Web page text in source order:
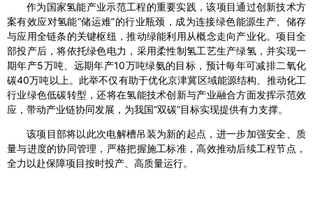
作为国家氢能产业示范工程的重要实践，该项目通过创新技术方
案有效应对氢能“储运难”的行业瓶颈，成为连接绿色能源生产、储存
与应用全链条的关键枢纽，推动绿能利用从概念走向产业化。项目全
部投产后，将依托绿色电力，采用柔性制氢工艺生产绿氢，并实现一
期年产5万吨、远期年产10万吨绿氨的目标，预计每年可减排二氧化
碳40万吨以上。此举不仅有助于优化京津冀区域能源结构、推动化工
行业绿色低碳转型，还将在氢能技术创新与产业融合方面发挥示范效
应，带动产业链协同发展，为我国“双碳”目标实现提供有力支撑。
该项目部将以此次电解槽吊装为新的起点，进一步加强安全、质
量与进度的协同管理，严格把握施工标准，高效推动后续工程节点，
全力以赴保障项目按时投产、高质量运行。